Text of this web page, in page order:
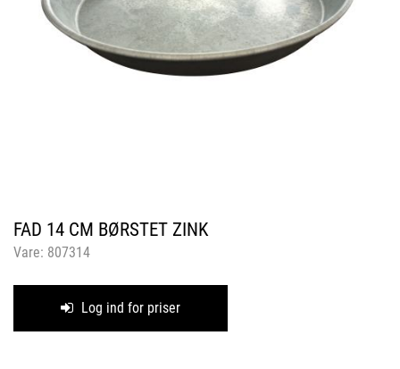
FAD 14 CM BØRSTET ZINK
Vare: 807314
Log ind for priser